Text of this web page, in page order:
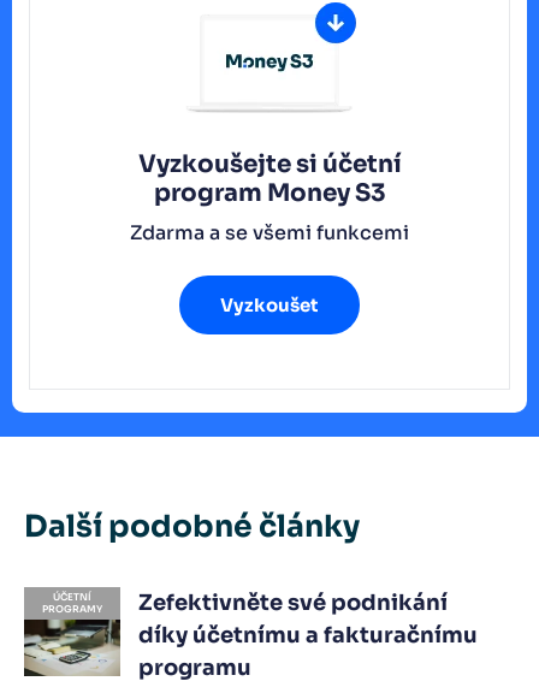
Vyzkoušejte si účetní
program Money S3
Zdarma a se všemi funkcemi
Vyzkoušet
Další podobné články
ÚČETNÍ
PROGRAMY
Zefektivněte své podnikání
díky účetnímu a fakturačnímu
programu